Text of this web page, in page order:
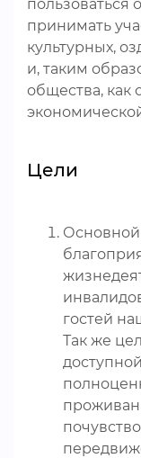
пользоваться
принимать
культурных,
и, таким
общества, как
Цели
Основной
гостей
Так же